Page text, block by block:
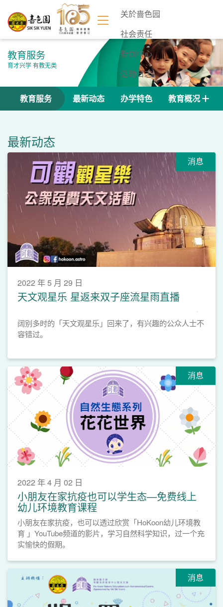
关於啬色园
社会责任
新闻中心
活动日志
联络我们
教育服务
育才兴学 有教无类
教育服务 最新动态 办学特色 教育概况
最新动态
消息
2022 年 5 月 29 日
天文观星乐 星返来双子座流星雨直播
阔别多时的「天文观星乐」回来了，有兴趣的公众人士不
容错过。
消息
2022 年 4 月 02 日
小朋友在家抗疫也可以学生态—免费线上
幼儿环境教育课程
小朋友在家抗疫，也可以透过欣赏「HoKoon幼儿环境教
育 」YouTube频道的影片，学习自然科学知识，过一个充
实愉快的假期。
消息